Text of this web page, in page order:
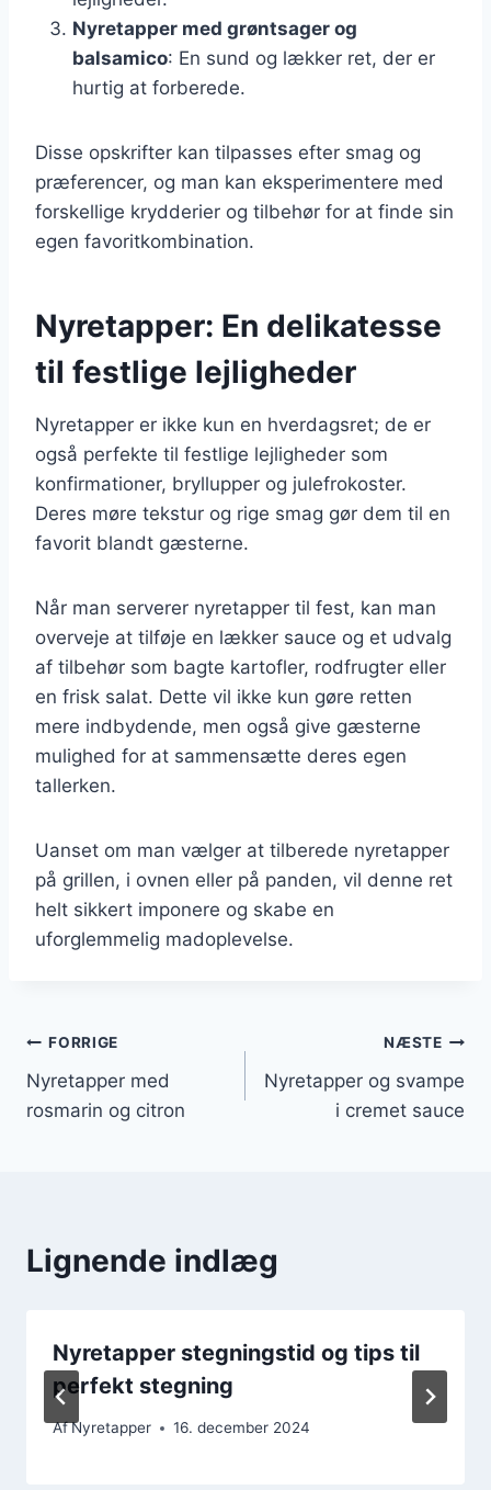
Nyretapper med grøntsager og
balsamico: En sund og lækker ret, der er
hurtig at forberede.
Disse opskrifter kan tilpasses efter smag og
præferencer, og man kan eksperimentere med
forskellige krydderier og tilbehør for at finde sin
egen favoritkombination.
Nyretapper: En delikatesse
til festlige lejligheder
Nyretapper er ikke kun en hverdagsret; de er
også perfekte til festlige lejligheder som
konfirmationer, bryllupper og julefrokoster.
Deres møre tekstur og rige smag gør dem til en
favorit blandt gæsterne.
Når man serverer nyretapper til fest, kan man
overveje at tilføje en lækker sauce og et udvalg
af tilbehør som bagte kartofler, rodfrugter eller
en frisk salat. Dette vil ikke kun gøre retten
mere indbydende, men også give gæsterne
mulighed for at sammensætte deres egen
tallerken.
Uanset om man vælger at tilberede nyretapper
på grillen, i ovnen eller på panden, vil denne ret
helt sikkert imponere og skabe en
uforglemmelig madoplevelse.
Indlægsnavigation
FORRIGE
Nyretapper med
rosmarin og citron
NÆSTE
Nyretapper og svampe
i cremet sauce
Lignende indlæg
Nyretapper stegningstid og tips til
perfekt stegning
AfNyretapper 16. december 2024